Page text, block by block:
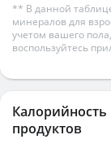
** В данной
минералов для
учетом вашего
воспользуйтесь
продуктов